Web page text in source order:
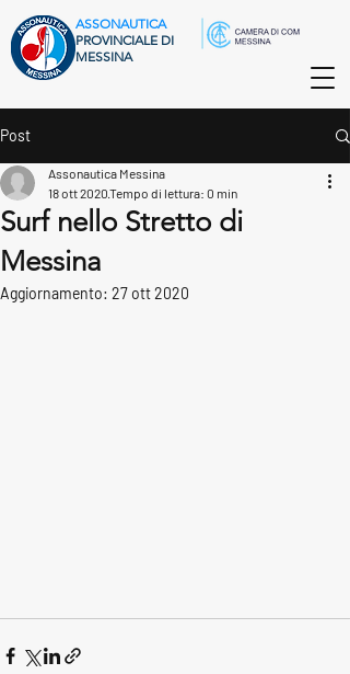
ASSONAUTICA
PROVINCIALE DI
MESSINA
Post
Surf nello Stretto di
Messina
Assonautica Messina
18 ott 2020Tempo di lettura: 0 min
Aggiornamento: 27 ott 2020